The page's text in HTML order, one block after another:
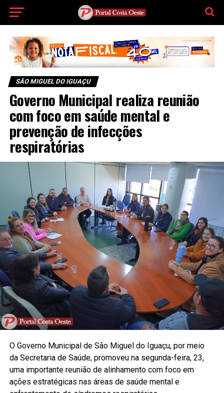
SÃO MIGUEL DO IGUAÇU
Governo Municipal realiza reunião
com foco em saúde mental e
prevenção de infecções
respiratórias
O Governo Municipal de São Miguel do Iguaçu, por meio
da Secretaria de Saúde, promoveu na segunda-feira, 23,
uma importante reunião de alinhamento com foco em
ações estratégicas nas áreas de saúde mental e